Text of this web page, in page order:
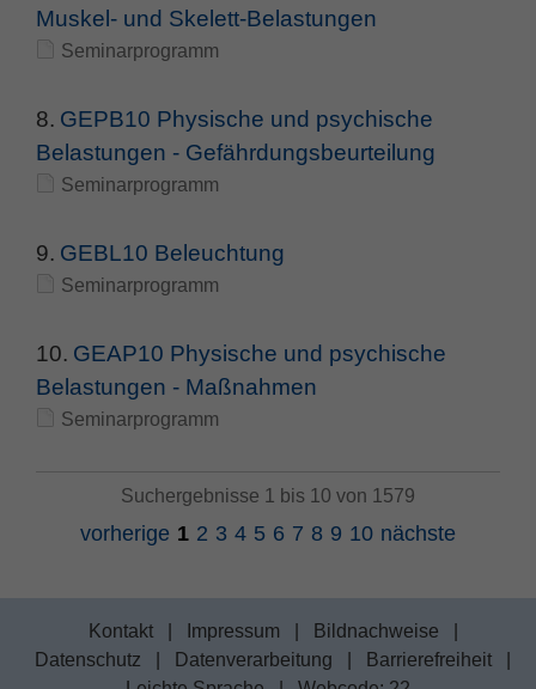
Muskel- und Skelett-Belastungen
Seminarprogramm
8. GEPB10 Physische und psychische
Belastungen - Gefährdungsbeurteilung
Seminarprogramm
9. GEBL10 Beleuchtung
Seminarprogramm
10. GEAP10 Physische und psychische
Belastungen - Maßnahmen
Seminarprogramm
Suchergebnisse 1 bis 10 von 1579
vorherige 1 2 3 4 5 6 7 8 9 10 nächste
Kontakt Impressum Bildnachweise
Datenschutz
Datenverarbeitung Barrierefreiheit